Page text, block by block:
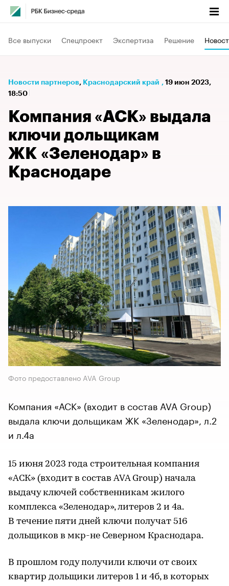
Все выпуски Спецпроект Экспертиза Решение
Новости партнеров⁠, Краснодарский край , 19 июн 2023,
18:50
Компания «АСК» выдала
ключи дольщикам
ЖК «Зеленодар» в
Краснодаре
Фото предоставлено AVA Group
Компания «АСК» (входит в состав AVA Group)
выдала ключи дольщикам ЖК «Зеленодар», л.2
и л.4а
15 июня 2023 года строительная компания
«АСК» (входит в состав AVA Group) начала
выдачу ключей собственникам жилого
комплекса «Зеленодар», литеров 2 и 4а.
В течение пяти дней ключи получат 516
дольщиков в мкр-не Северном Краснодара.
В прошлом году получили ключи от своих
квартир дольщики литеров 1 и 4б, в которых